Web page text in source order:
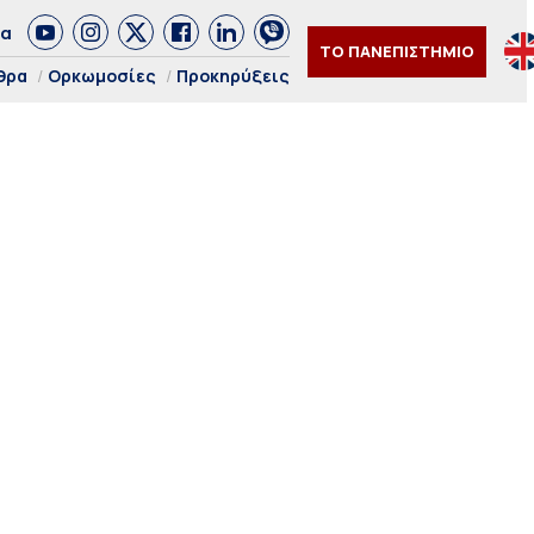
Ορκωμοσίες Προκηρύξεις
ΤΟ ΠΑΝΕΠΙΣΤΗΜΙΟ